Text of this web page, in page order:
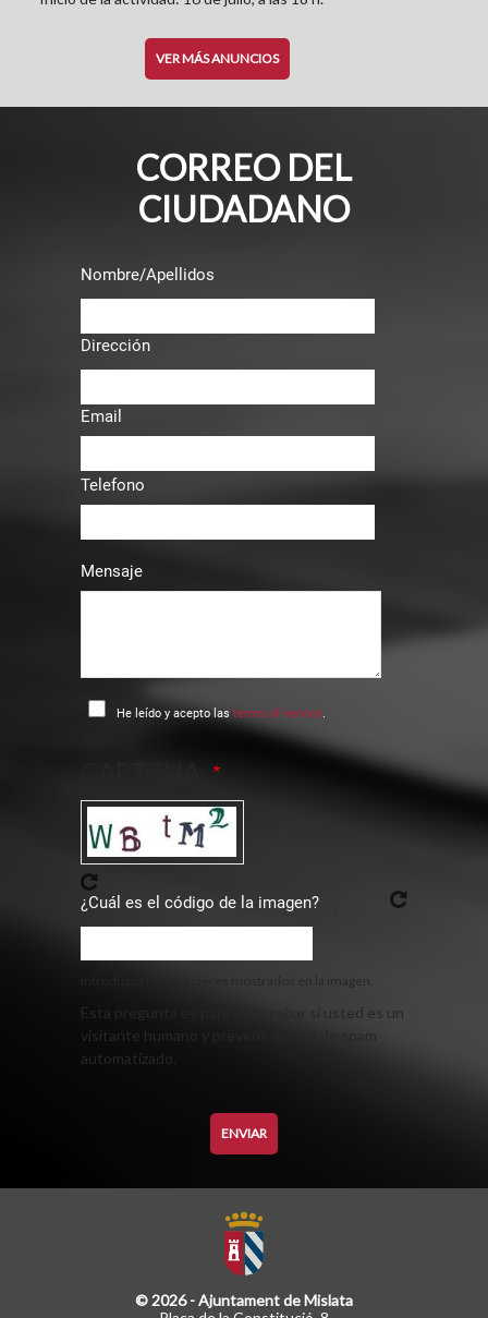
VER MÁS ANUNCIOS
CORREO DEL
CIUDADANO
Nombre/Apellidos
Dirección
Email
Telefono
Mensaje
He leído y acepto las terms of service.
¿Cuál es el código de la imagen?
Introduzca los caracteres mostrados en la imagen.
Esta pregunta es para comprobar si usted es un
visitante humano y prevenir envíos de spam
automatizado.
© 2026 - Ajuntament de Mislata